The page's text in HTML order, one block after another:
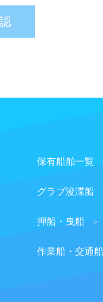
について
て、本人の同意を得
受けた場合
保有船舶一覧
グラブ浚渫船
押船・曳船
作業船・交通船